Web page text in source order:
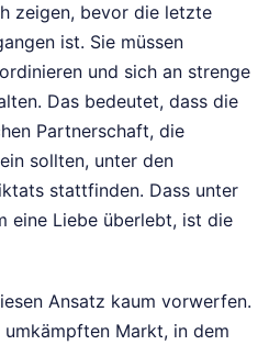
zeigen, bevor die letzte
ist. Sie müssen
und sich an strenge
Das bedeutet, dass die
Partnerschaft, die
sollten, unter den
stattfinden. Dass unter
eine Liebe überlebt, ist die
Ansatz kaum vorwerfen.
Markt, in dem